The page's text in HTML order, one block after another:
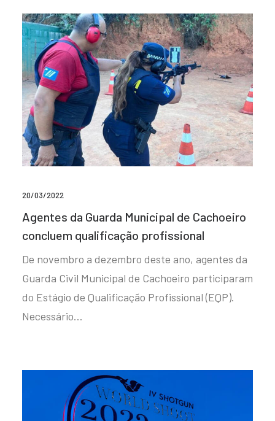
20/03/2022
Agentes da Guarda Municipal de Cachoeiro
concluem qualificação profissional
De novembro a dezembro deste ano, agentes da
Guarda Civil Municipal de Cachoeiro participaram
do Estágio de Qualificação Profissional (EQP).
Necessário…